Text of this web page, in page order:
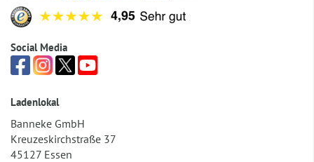
Social Media
Ladenlokal
Banneke GmbH
Kreuzeskirchstraße 37
45127 Essen